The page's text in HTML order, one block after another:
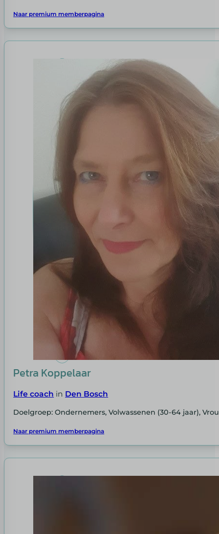
Naar premium memberpagina
Petra Koppelaar
Life coach in Den Bosch
Doelgroep: Ondernemers, Volwassenen (30-64 jaar),
Naar premium memberpagina